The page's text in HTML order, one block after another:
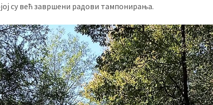
су већ завршени радови тампонирања.